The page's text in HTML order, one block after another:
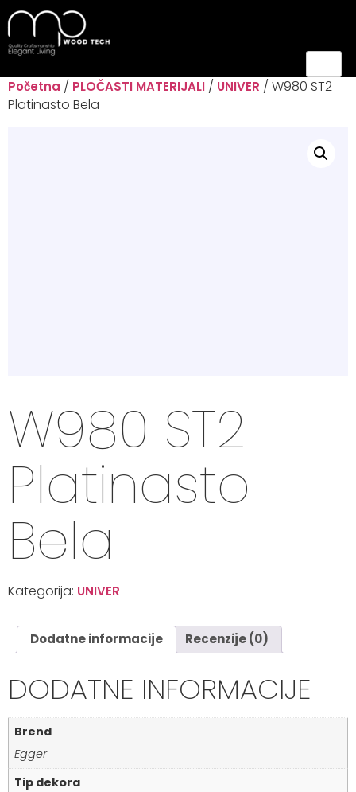
Početna / PLOČASTI MATERIJALI / UNIVER / W980 ST2
Platinasto Bela
W980 ST2
Platinasto
Bela
Kategorija: UNIVER
Dodatne informacije Recenzije (0)
DODATNE INFORMACIJE
Brend
Egger
Tip dekora